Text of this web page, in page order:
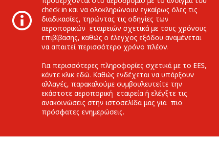
check in και να ολοκληρώνουν εγκαίρως όλες τις
διαδικασίες, τηρώντας τις οδηγίες των
αεροπορικών εταιρειών σχετικά με τους χρόνους
επιβίβασης, καθώς ο έλεγχος εξόδου αναμένεται
να απαιτεί περισσότερο χρόνο πλέον.
Για περισσότερες πληροφορίες σχετικά με το EES,
κάντε κλικ εδώ. Καθώς ενδέχεται να υπάρξουν
αλλαγές, παρακαλούμε συμβουλευτείτε την
εκάστοτε αεροπορική εταιρεία ή ελέγξτε τις
ανακοινώσεις στην ιστοσελίδα μας για πιο
πρόσφατες ενημερώσεις.